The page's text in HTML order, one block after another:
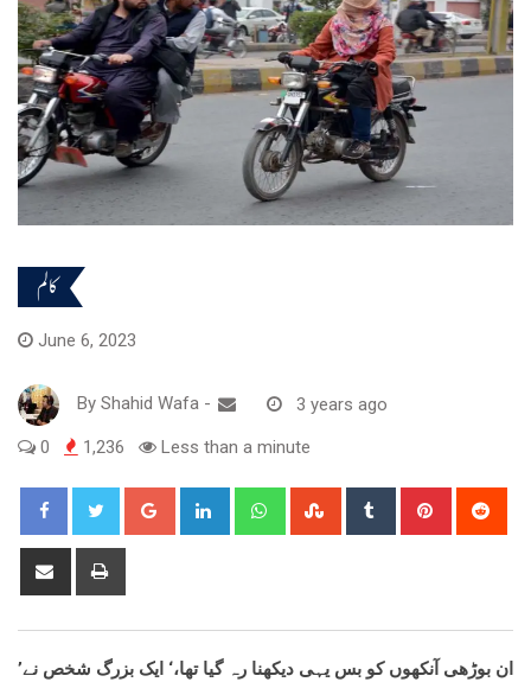
کالم
June 6, 2023
By Shahid Wafa - 3 years ago
0 1,236 Less than a minute
Google+ LinkedIn WhatsappStumbleUpon
Tumblr Pinterest
Share
’ان بوڑھی آنکھوں کو بس یہی دیکھنا رہ گیا تھا،‘ ایک بزرگ شخص نے